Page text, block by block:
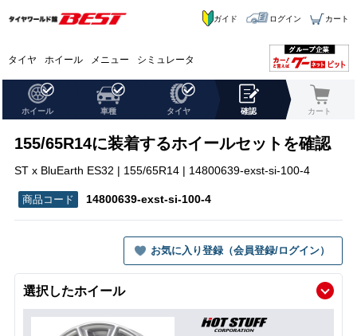
タイヤ ホイール メニュー シミュレータ
ガイド ログイン カート
ホイール 車種 タイヤ 確認 カート
155/65R14に装着するホイールセットを確認
ST x BluEarth ES32 | 155/65R14 | 14800639-exst-si-100-4
14800639-exst-si-100-4
お気に入り登録（会員登録/ログイン）
選択したホイール